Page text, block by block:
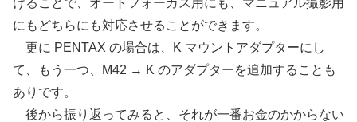
にもどちらにも対応させることができます。
更に PENTAX の場合は、K マウントアダプターにし
て、もう一つ、M42 → K のアダプターを追加することも
ありです。
後から振り返ってみると、それが一番お金のかからない